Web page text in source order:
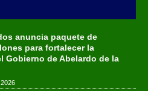
anuncia paquete de
para fortalecer la
Gobierno de Abelardo de la